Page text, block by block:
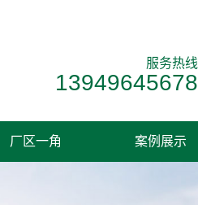
服务热线
13949645678
厂区一角 案例展示